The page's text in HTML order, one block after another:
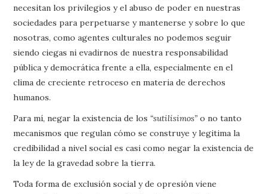
necesitan los privilegios y el abuso de poder en nuestras
sociedades para perpetuarse y mantenerse y sobre lo que
nosotras, como agentes culturales no podemos seguir
siendo ciegas ni evadirnos de nuestra responsabilidad
pública y democrática frente a ella, especialmente en el
clima de creciente retroceso en materia de derechos
humanos.
Para mí, negar la existencia de los “sutilísimos” o no tanto
mecanismos que regulan cómo se construye y legitima la
credibilidad a nivel social es casi como negar la existencia de
la ley de la gravedad sobre la tierra.
Toda forma de exclusión social y de opresión viene